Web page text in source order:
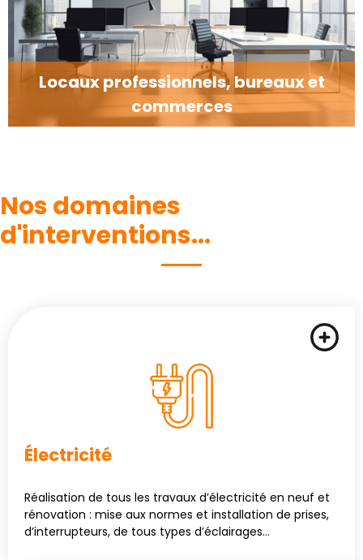
Locaux professionnels, bureaux et
commerces
Nos domaines
d'interventions...
Électricité
Réalisation de tous les travaux d’électricité en neuf et
rénovation : mise aux normes et installation de prises,
d’interrupteurs, de tous types d’éclairages…